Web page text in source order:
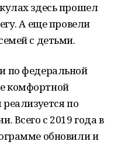
здесь прошел
А еще провели
с детьми.
по федеральной
комфортной
по
Всего с 2019 года в
обновили и